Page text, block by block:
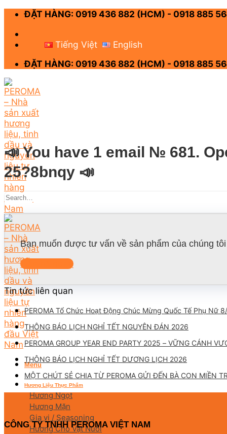
Skip
content
ĐẶT HÀNG: 0919 436 882 (HCM) - 0918 885
Tiếng Việt
English
ĐẶT HÀNG: 0919 436 882 (HCM) - 0918 885
Menu
Hương Liệu Thực Phẩm
Hương Ngọt
Hương Mặn
Gia vị / Seasoning
Hương Cho Vật Nuôi
📣 You have 1 email № 681.
25?8bnqy 📣
Bạn muốn được tư vấn về sản phẩm của chúng
Liên hệ ngay
Tin tức liên quan
PEROMA Tổ Chức Hoạt Động Chúc Mừng Quốc Tế Phụ Nữ
THÔNG BÁO LỊCH NGHỈ TẾT NGUYÊN ĐÁN 2026
PEROMA GROUP YEAR END PARTY 2025 – VỮNG CÁNH
THÔNG BÁO LỊCH NGHỈ TẾT DƯƠNG LỊCH 2026
MỘT CHÚT SẺ CHIA TỪ PEROMA GỬI ĐẾN BÀ CON MIỀN
CÔNG TY TNHH PEROMA VIỆT NAM